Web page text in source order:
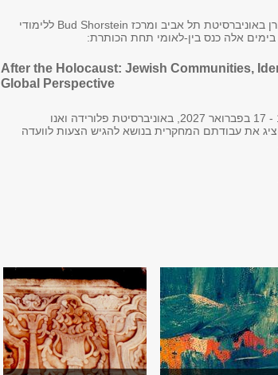
המרכז לחקר התפוצות ע"ש גולדשטיין-גורן באוניברסיטת תל אביב ומרכז Bud Shorstein ללימודי
בימים אלה כנס בין-לאומי תחת הכותרת:
After the Holocaust: Jewish Communities,
Global Perspective
הכנס מתוכנן להתקיים בין התאריכים 15 - 17 בפברואר 2027, באוניברסיטת פלורידה ואנו
את עבודתם המחקרית בנושא להגיש הצעות לוועדה